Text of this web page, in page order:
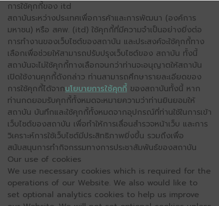
การใช้คุกกี้ของ itd
สถาบันระหว่างประเทศเพื่อการค้าและการพัฒนา (องค์การ
มหาชน) หรือ สคพ. (itd) ใช้คุกกี้ที่มีความจำเป็นอย่างยิ่งต่อ
การทำงานของเว็บไซต์ของสถาบัน และประสงค์จะใช้คุกกี้ทาง
เลือกเพื่อช่วยให้สามารถปรับปรุงเว็บไซต์ของ สถาบัน ทั้งนี้
สถาบันจะไม่ใช้คุกกี้ทางเลือกจนกว่าท่านจะอนุญาตให้สถาบัน
เปิดใช้งานคุกกี้ดังกล่าว ท่านสามารถศึกษารายละเอียดของ
การใช้คุกกี้ได้จากนโยบายการใช้คุกกี้ ของสถาบันทั้งนี้ หาก
ท่านกดยอมรับคุกกี้ทั้งหมดจะหมายความว่าท่านยินยอมให้
สถาบัน บันทึกและใช้คุกกี้ทั้งหมดจากอุปกรณ์ที่ท่านใช้ในการเข้า
เว็บไซต์ของสถาบัน เพื่อทำให้การเลื่อนสำรวจหน้าเว็บ และการ
วิเคราะห์การใช้เว็บไซต์มีประสิทธิภาพยิ่งขึ้น รวมถึงเพื่อ
สนับสนุนการทำกิจกรรมทางการประชาสัมพันธ์ของสถาบัน
Our use of cookies
We use necessary cookies which is required for the
operations of our Website. We also would like to
set optional analytics cookies to help us improve